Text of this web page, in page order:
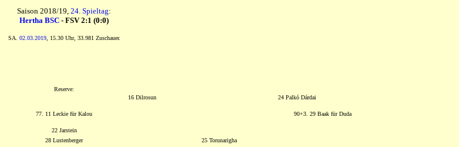
Saison 2018/19, 24. Spieltag:
Hertha BSC - FSV 2:1 (0:0)
SA. 02.03.2019, 15.30 Uhr, 33.981 Zuschauer.
Reserve:
16 Dilrosun 24 Palkó Dárdai
77. 11 Leckie für Kalou 90+3. 29 Baak für Duda
22 Jarstein
28 Lustenberger
25 Torunarigha